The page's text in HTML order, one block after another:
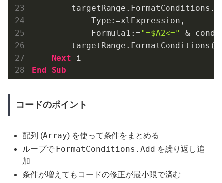
            Type:=xlExpression, _
            Formula1:=
"=$A2<="
&
Next
End
Sub
コードのポイント
配列 (Array) を使って条件をまとめる
ループで FormatConditions.Add を繰り返し追
加
条件が増えてもコードの修正が最小限で済む